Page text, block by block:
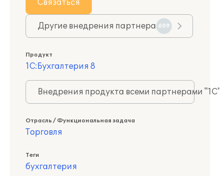
Связаться
Другие внедрения партнера 609
Продукт
1С:Бухгалтерия 8
Внедрения продукта всеми партнерами
Отрасль / Функциональная задача
Торговля
Теги
бухгалтерия